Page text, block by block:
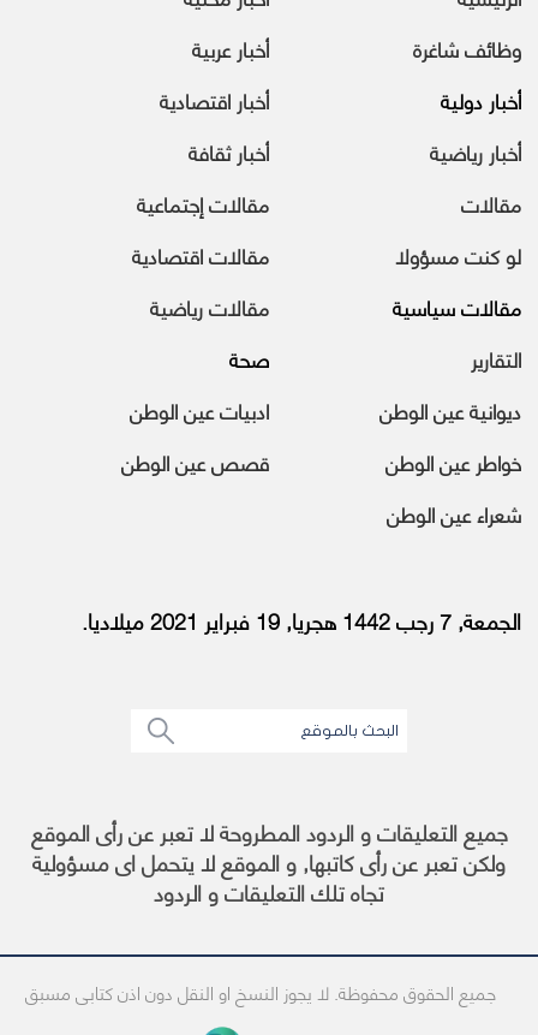
وظائف شاغرة
أخبار عربية
أخبار دولية
أخبار اقتصادية
أخبار رياضية
أخبار ثقافة
مقالات
مقالات إجتماعية
لو كنت مسؤولا
مقالات اقتصادية
مقالات سياسية
مقالات رياضية
التقارير
صحة
ديوانية عين الوطن
ادبيات عين الوطن
خواطر عين الوطن
قصص عين الوطن
شعراء عين الوطن
الجمعة, 7 رجب 1442 هجريا, 19 فبراير 2021 ميلاديا.
جميع التعليقات و الردود المطروحة لا تعبر عن رأى الموقع
ولكن تعبر عن رأى كاتبها, و الموقع لا يتحمل اى مسؤولية
تجاه تلك التعليقات و الردود
جميع الحقوق محفوظة. لا يجوز النسخ او النقل دون اذن كتابى مسبق